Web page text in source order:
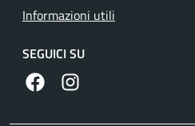
Informazioni utili
SEGUICI SU
https://www.facebook.com/